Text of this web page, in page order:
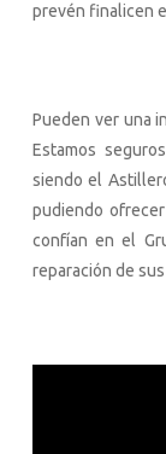
prevén finalicen
Pueden ver una
Estamos
siendo el
pudiendo
confían en el
reparación de